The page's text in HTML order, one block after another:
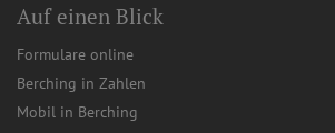
Auf einen Blick
Formulare online
Berching in Zahlen
Mobil in Berching